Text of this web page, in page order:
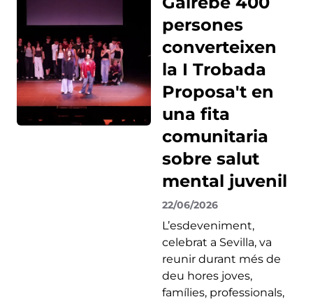
persones
converteixen
la I Trobada
Proposa't en
una fita
comunitaria
sobre salut
mental juvenil
22/06/2026
L’esdeveniment,
celebrat a Sevilla, va
reunir durant més de
deu hores joves,
famílies, professionals,